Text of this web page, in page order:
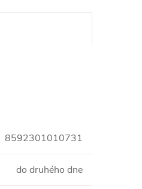
8592301010731
do druhého dne